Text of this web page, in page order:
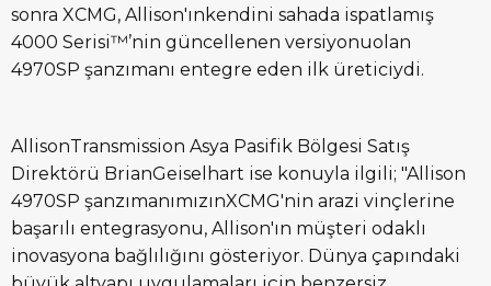
sonra XCMG, Allison'ınkendini sahada ispatlamış
4000 Serisi™’nin güncellenen versiyonuolan
4970SP şanzımanı entegre eden ilk üreticiydi.
AllisonTransmission Asya Pasifik Bölgesi Satış
Direktörü BrianGeiselhart ise konuyla ilgili; "Allison
4970SP şanzımanımızınXCMG'nin arazi vinçlerine
başarılı entegrasyonu, Allison'ın müşteri odaklı
inovasyona bağlılığını gösteriyor. Dünya çapındaki